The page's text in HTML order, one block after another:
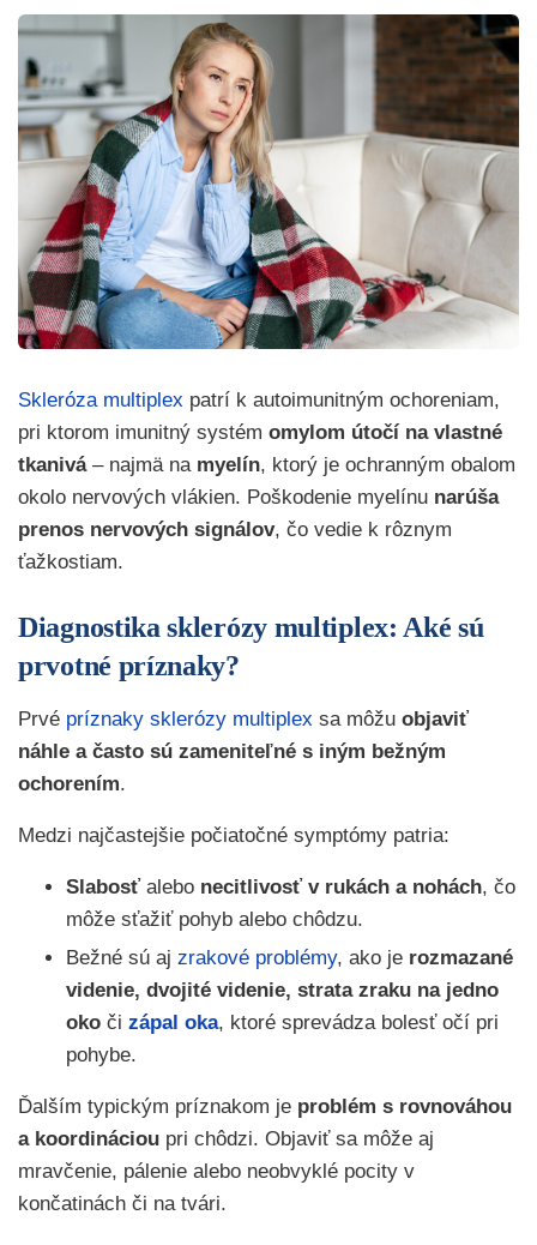
Skleróza multiplex patrí k autoimunitným ochoreniam,
pri ktorom imunitný systém omylom útočí na vlastné
tkanivá– najmä na myelín, ktorý je ochranným obalom
okolo nervových vlákien. Poškodenie myelínu narúša
prenos nervových signálov, čo vedie k rôznym
ťažkostiam.
Diagnostika sklerózy multiplex: Aké sú
prvotné príznaky?
Prvé príznaky sklerózy multiplex sa môžu objaviť
náhle a často sú zameniteľné s iným bežným
ochorením.
Medzi najčastejšie počiatočné symptómy patria:
Slabosť alebo necitlivosť v rukách a nohách, čo
môže sťažiť pohyb alebo chôdzu.
Bežné sú aj zrakové problémy, ako je rozmazané
videnie, dvojité videnie, strata zraku na jedno
oko či zápal oka, ktoré sprevádza bolesť očí pri
pohybe.
Ďalším typickým príznakom je problém s rovnováhou
a koordináciou pri chôdzi. Objaviť sa môže aj
mravčenie, pálenie alebo neobvyklé pocity v
končatinách či na tvári.